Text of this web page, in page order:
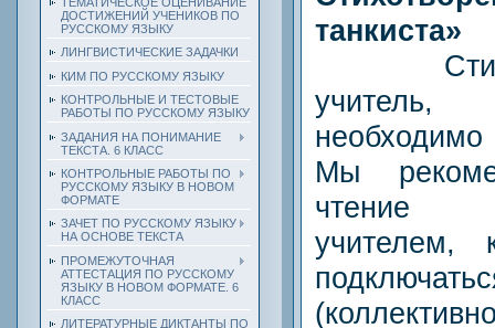
ДОСТИЖЕНИЙ УЧЕНИКОВ ПО
РУССКОМУ ЯЗЫКУ
ЛИНГВИСТИЧЕСКИЕ ЗАДАЧКИ
КИМ ПО РУССКОМУ ЯЗЫКУ
КОНТРОЛЬНЫЕ И ТЕСТОВЫЕ
РАБОТЫ ПО РУССКОМУ ЯЗЫКУ
ЗАДАНИЯ НА ПОНИМАНИЕ
ТЕКСТА. 6 КЛАСС
КОНТРОЛЬНЫЕ РАБОТЫ ПО
РУССКОМУ ЯЗЫКУ В НОВОМ
ФОРМАТЕ
ЗАЧЕТ ПО РУССКОМУ ЯЗЫКУ
НА ОСНОВЕ ТЕКСТА
ПРОМЕЖУТОЧНАЯ
АТТЕСТАЦИЯ ПО РУССКОМУ
ЯЗЫКУ В НОВОМ ФОРМАТЕ. 6
КЛАСС
ЛИТЕРАТУРНЫЕ ДИКТАНТЫ ПО
танкиста»
Мы
чтение
учителем,